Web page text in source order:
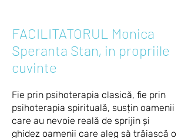
FACILITATORUL Monica
Speranta Stan, in propriile
cuvinte
Fie prin psihoterapia clasică, fie prin
psihoterapia spirituală, susțin oamenii
care au nevoie reală de sprijin și
ghidez oamenii care aleg să trăiască o